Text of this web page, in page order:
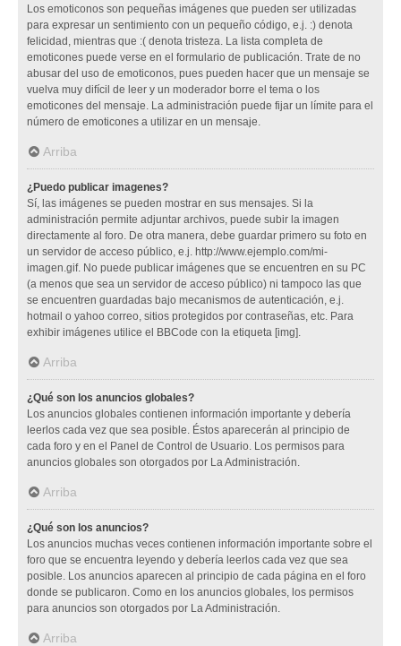
Los emoticonos son pequeñas imágenes que pueden ser utilizadas
para expresar un sentimiento con un pequeño código, e.j. :) denota
felicidad, mientras que :( denota tristeza. La lista completa de
emoticones puede verse en el formulario de publicación. Trate de no
abusar del uso de emoticonos, pues pueden hacer que un mensaje se
vuelva muy difícil de leer y un moderador borre el tema o los
emoticones del mensaje. La administración puede fijar un límite para el
número de emoticones a utilizar en un mensaje.
Arriba
¿Puedo publicar imagenes?
Sí, las imágenes se pueden mostrar en sus mensajes. Si la
administración permite adjuntar archivos, puede subir la imagen
directamente al foro. De otra manera, debe guardar primero su foto en
un servidor de acceso público, e.j. http://www.ejemplo.com/mi-
imagen.gif. No puede publicar imágenes que se encuentren en su PC
(a menos que sea un servidor de acceso público) ni tampoco las que
se encuentren guardadas bajo mecanismos de autenticación, e.j.
hotmail o yahoo correo, sitios protegidos por contraseñas, etc. Para
exhibir imágenes utilice el BBCode con la etiqueta [img].
Arriba
¿Qué son los anuncios globales?
Los anuncios globales contienen información importante y debería
leerlos cada vez que sea posible. Éstos aparecerán al principio de
cada foro y en el Panel de Control de Usuario. Los permisos para
anuncios globales son otorgados por La Administración.
Arriba
¿Qué son los anuncios?
Los anuncios muchas veces contienen información importante sobre el
foro que se encuentra leyendo y debería leerlos cada vez que sea
posible. Los anuncios aparecen al principio de cada página en el foro
donde se publicaron. Como en los anuncios globales, los permisos
para anuncios son otorgados por La Administración.
Arriba